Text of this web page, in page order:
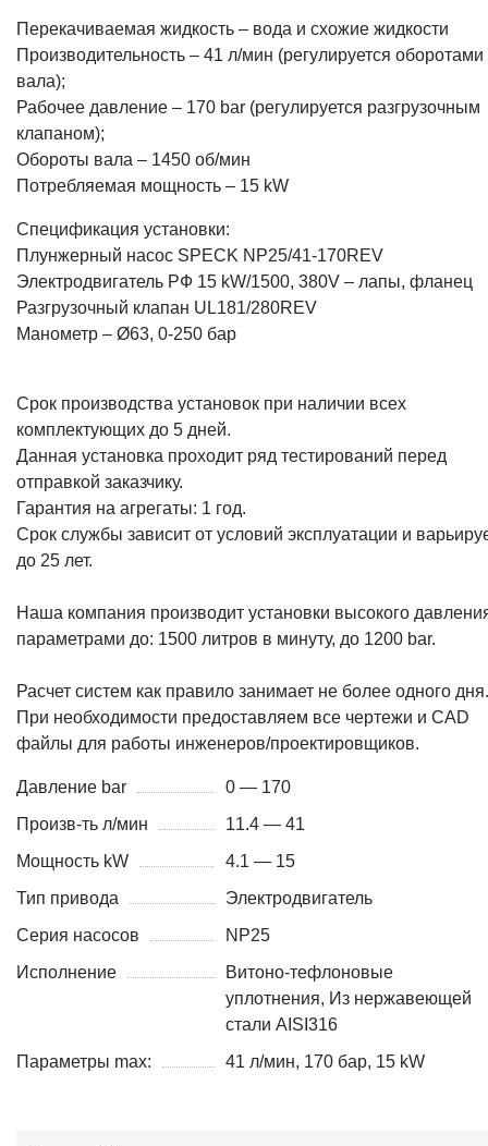
Перекачиваемая жидкость – вода и схожие жидкости
Производительность – 41 л/мин (регулируется оборотами
вала);
Рабочее давление – 170 bar (регулируется разгрузочным
клапаном);
Обороты вала – 1450 об/мин
Потребляемая мощность – 15 kW
Спецификация установки:
Плунжерный насос SPECK NP25/41-170REV
Электродвигатель РФ 15 kW/1500, 380V – лапы, фланец
Разгрузочный клапан UL181/280REV
Манометр – Ø63, 0-250 бар
Срок производства установок при наличии всех
комплектующих до 5 дней.
Данная установка проходит ряд тестирований перед
отправкой заказчику.
Гарантия на агрегаты: 1 год.
Срок службы зависит от условий эксплуатации и
до 25 лет.
Наша компания производит установки высокого
параметрами до: 1500 литров в минуту, до 1200 bar.
Расчет систем как правило занимает не более одного дня.
При необходимости предоставляем все чертежи и CAD
файлы для работы инженеров/проектировщиков.
Давление bar
0 — 170
Произв-ть л/мин
11.4 — 41
Мощность kW
4.1 — 15
Тип привода
Электродвигатель
Серия насосов
NP25
Исполнение
Витоно-тефлоновые
уплотнения, Из нержавеющей
стали AISI316
Параметры max:
41 л/мин, 170 бар, 15 kW